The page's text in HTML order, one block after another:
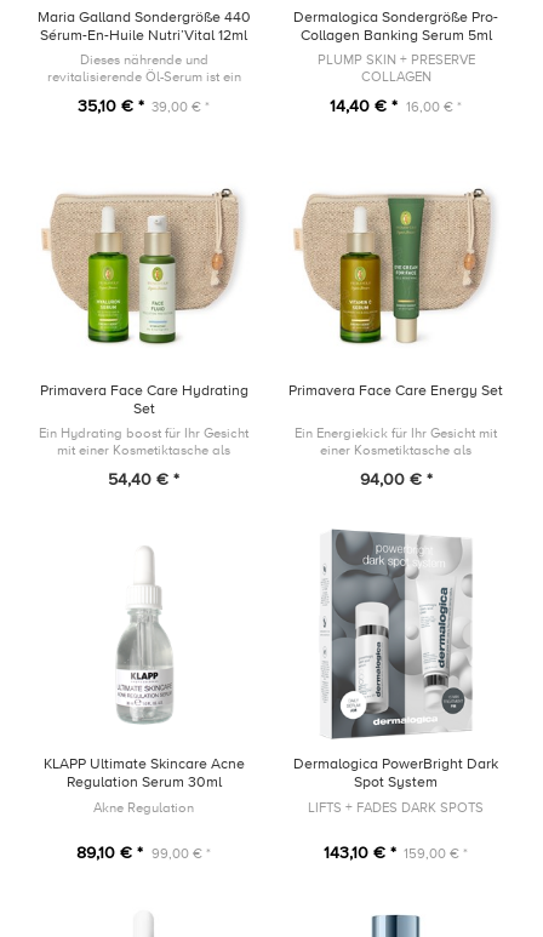
Maria Galland Sondergröße 440
Sérum-En-Huile Nutri’Vital 12ml
Dieses nährende und
revitalisierende Öl-Serum ist ein
trockenem, seidigem Finish für
35,10 € * 39,00 € *
Dermalogica Sondergröße Pro-
Collagen Banking Serum 5ml
PLUMP SKIN + PRESERVE
COLLAGEN
14,40 € * 16,00 € *
Primavera Face Care Hydrating
Set
Ein Hydrating boost für Ihr Gesicht
mit einer Kosmetiktasche als
54,40 € *
Primavera Face Care Energy Set
Ein Energiekick für Ihr Gesicht mit
einer Kosmetiktasche als
94,00 € *
KLAPP Ultimate Skincare Acne
Regulation Serum 30ml
Akne Regulation
89,10 € * 99,00 € *
Dermalogica PowerBright Dark
Spot System
LIFTS + FADES DARK SPOTS
143,10 € * 159,00 € *